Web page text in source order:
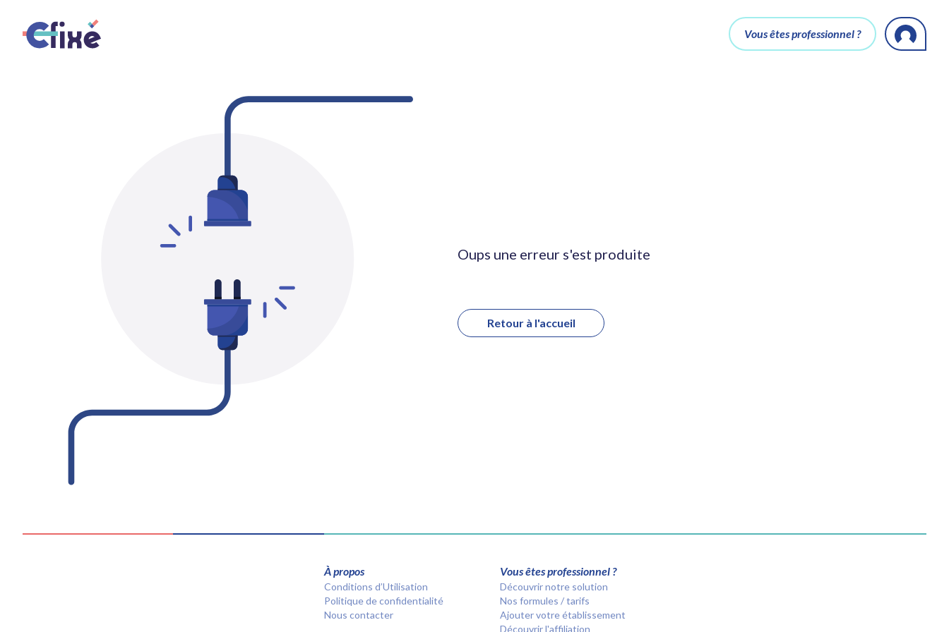
Vous êtes professionnel ?
Oups une erreur s'est produite
Retour à l'accueil
À propos
Conditions d’Utilisation
Politique de confidentialité
Nous contacter
Vous êtes professionnel ?
Découvrir notre solution
Nos formules / tarifs
Ajouter votre établissement
Découvrir l'affiliation